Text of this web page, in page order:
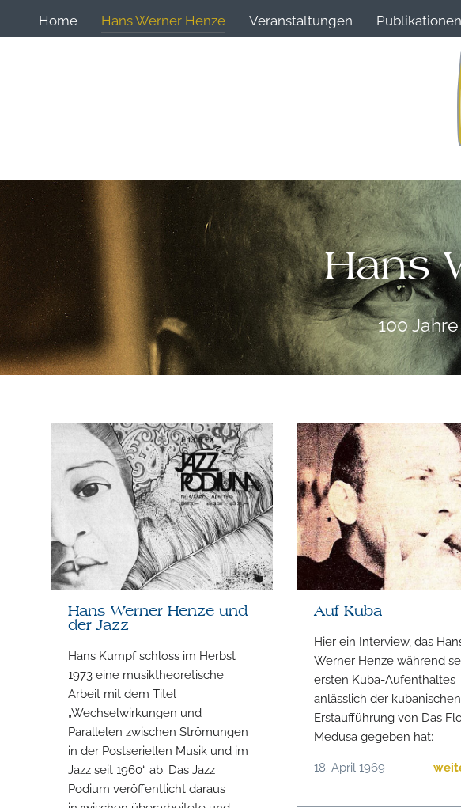
Home Hans Werner Henze Veranstaltungen Publikationen
Hans
100
Hans Werner Henze und
der Jazz
Hans Kumpf schloss im Herbst
1973 eine musiktheoretische
Arbeit mit dem Titel
„Wechselwirkungen und
Parallelen zwischen Strömungen
in der Postseriellen Musik und im
Jazz seit 1960“ ab. Das Jazz
Podium veröffentlicht daraus
Auf Kuba
Hier ein Interview, das
Werner Henze während
ersten Kuba-Aufenthaltes
anlässlich der kubanischen
Erstaufführung von Das
Medusa gegeben hat:
18. April 1969